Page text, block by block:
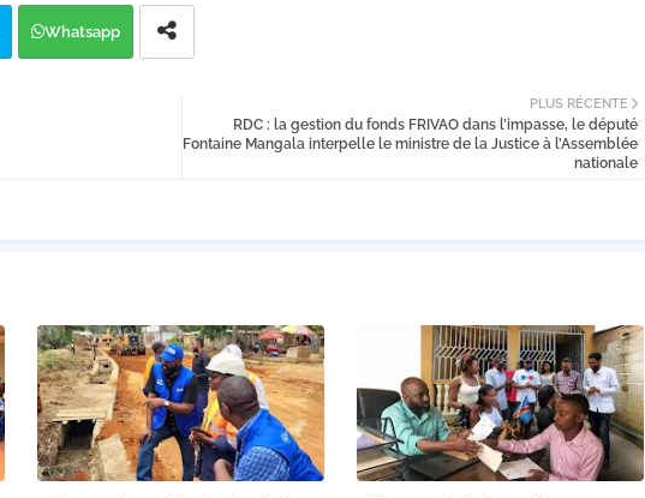
Whatsapp
PLUS RÉCENTE
RDC : la gestion du fonds FRIVAO dans l’impasse, le député
Fontaine Mangala interpelle le ministre de la Justice à l’Assemblée
nationale